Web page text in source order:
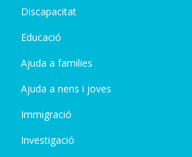
Discapacitat
Educació
Ajuda a families
Ajuda a nens i joves
Immigració
Investigació